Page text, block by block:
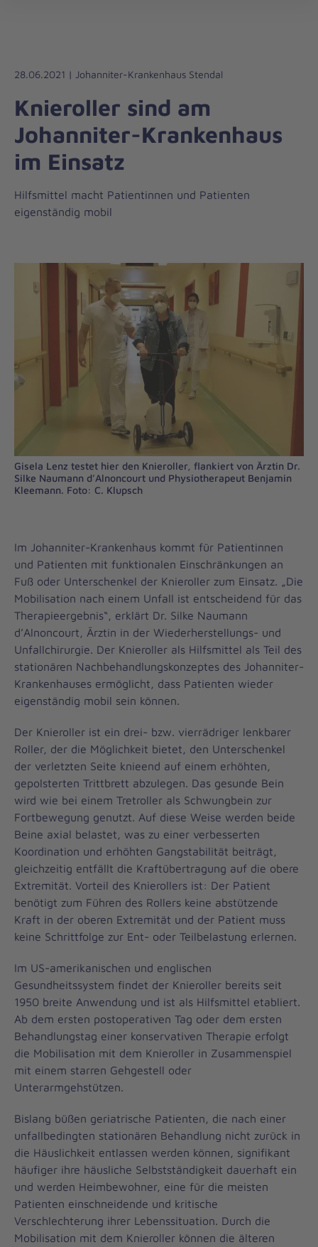
Liebe
Leben
28.06.2021 | Johanniter-Krankenhaus Stendal
Knieroller sind am
Johanniter-Krankenhaus
im Einsatz
Hilfsmittel macht Patientinnen und Patienten
eigenständig mobil
Gisela Lenz testet hier den Knieroller, flankiert von Ärztin Dr.
Silke Naumann d’Alnoncourt und Physiotherapeut Benjamin
Kleemann. Foto: C. Klupsch
Im Johanniter-Krankenhaus kommt für Patientinnen
und Patienten mit funktionalen Einschränkungen an
Fuß oder Unterschenkel der Knieroller zum Einsatz. „Die
Mobilisation nach einem Unfall ist entscheidend für das
Therapieergebnis“, erklärt Dr. Silke Naumann
d’Alnoncourt, Ärztin in der Wiederherstellungs- und
Unfallchirurgie. Der Knieroller als Hilfsmittel als Teil des
stationären Nachbehandlungskonzeptes des Johanniter-
Krankenhauses ermöglicht, dass Patienten wieder
eigenständig mobil sein können.
Der Knieroller ist ein drei- bzw. vierrädriger lenkbarer
Roller, der die Möglichkeit bietet, den Unterschenkel
der verletzten Seite knieend auf einem erhöhten,
gepolsterten Trittbrett abzulegen. Das gesunde Bein
wird wie bei einem Tretroller als Schwungbein zur
Fortbewegung genutzt. Auf diese Weise werden beide
Beine axial belastet, was zu einer verbesserten
Koordination und erhöhten Gangstabilität beiträgt,
gleichzeitig entfällt die Kraftübertragung auf die obere
Extremität. Vorteil des Knierollers ist: Der Patient
benötigt zum Führen des Rollers keine abstützende
Kraft in der oberen Extremität und der Patient muss
keine Schrittfolge zur Ent- oder Teilbelastung erlernen.
Im US-amerikanischen und englischen
Gesundheitssystem findet der Knieroller bereits seit
1950 breite Anwendung und ist als Hilfsmittel etabliert.
Ab dem ersten postoperativen Tag oder dem ersten
Behandlungstag einer konservativen Therapie erfolgt
die Mobilisation mit dem Knieroller in Zusammenspiel
mit einem starren Gehgestell oder
Unterarmgehstützen.
Bislang büßen geriatrische Patienten, die nach einer
unfallbedingten stationären Behandlung nicht zurück in
die Häuslichkeit entlassen werden können, signifikant
häufiger ihre häusliche Selbstständigkeit dauerhaft ein
und werden Heimbewohner, eine für die meisten
Patienten einschneidende und kritische
Verschlechterung ihrer Lebenssituation. Durch die
Mobilisation mit dem Knieroller können die älteren